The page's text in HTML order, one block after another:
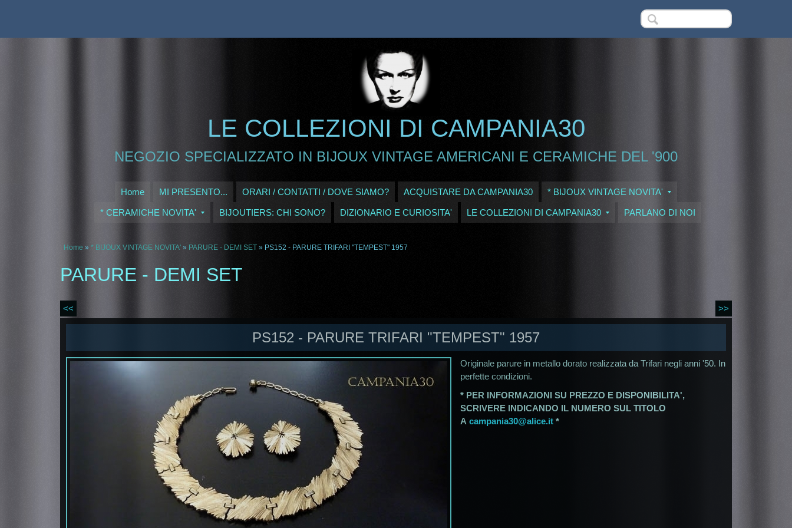
LE COLLEZIONI DI CAMPANIA30
NEGOZIO SPECIALIZZATO IN BIJOUX VINTAGE AMERICANI E CERAMICHE DEL '900
Home MI PRESENTO... ORARI / CONTATTI / DOVE SIAMO? ACQUISTARE DA CAMPANIA30 * BIJOUX VINTAGE NOVITA'
* CERAMICHE NOVITA' BIJOUTIERS: CHI SONO? DIZIONARIO E CURIOSITA' LE COLLEZIONI DI CAMPANIA30 PARLANO DI NOI
Home » * BIJOUX VINTAGE NOVITA' » PARURE - DEMI SET » PS152 - PARURE TRIFARI "TEMPEST" 1957
PARURE - DEMI SET
<< >>
PS152 - PARURE TRIFARI "TEMPEST" 1957
Originale parure in metallo dorato realizzata da Trifari negli anni '50. In
perfette condizioni.
* PER INFORMAZIONI SU PREZZO E DISPONIBILITA',
SCRIVERE INDICANDO IL NUMERO SUL TITOLO
A campania30@alice.it *